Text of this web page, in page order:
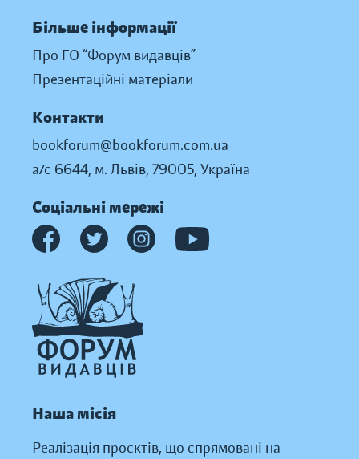
Більше інформації
Про ГО “Форум видавців”
Презентаційні матеріали
Контакти
bookforum@bookforum.com.ua
а/с 6644, м. Львів, 79005, Україна
Соціальні мережі
Наша місія
Реалізація проєктів, що спрямовані на